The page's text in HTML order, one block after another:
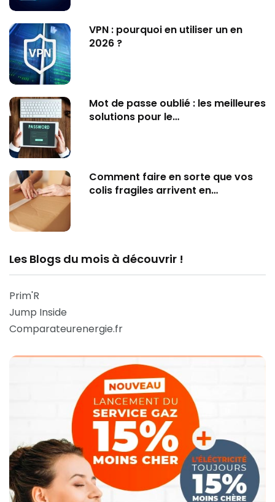
VPN : pourquoi en utiliser un en
2026 ?
Mot de passe oublié : les meilleures
solutions pour le…
Comment faire en sorte que vos
colis fragiles arrivent en…
Les Blogs du mois à découvrir !
Prim'R
Jump Inside
Comparateurenergie.fr